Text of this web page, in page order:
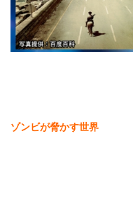
ゾンビが脅かす世界